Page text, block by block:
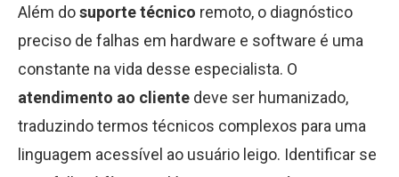
Além dosuporte técnico remoto, o diagnóstico
preciso de falhas em hardware e software é uma
constante na vida desse especialista. O
atendimento ao cliente deve ser humanizado,
traduzindo termos técnicos complexos para uma
linguagem acessível ao usuário leigo. Identificar se